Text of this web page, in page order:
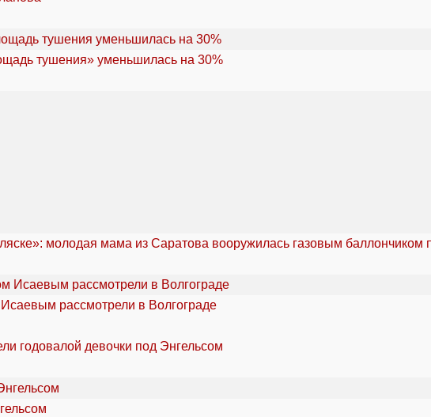
тушения» уменьшилась на 30%
молодая мама из Саратова вооружилась газовым баллончиком
рассмотрели в Волгограде
годовалой девочки под Энгельсом